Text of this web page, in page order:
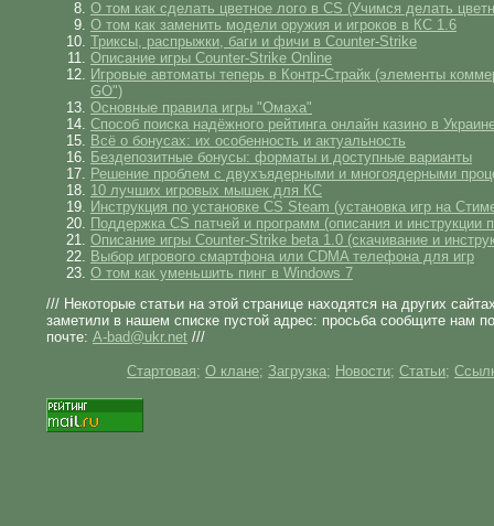
О том как сделать цветное лого в CS (Учимся делать
О том как заменить модели оружия и игроков в КС 1.6
Триксы, распрыжки, баги и фичи в Counter-Strike
Описание игры Counter-Strike Online
Игровые автоматы теперь в Контр-Страйк (элементы
GO")
Основные правила игры "Омаха"
Способ поиска надёжного рейтинга онлайн казино в
Всё о бонусах: их особенность и актуальность
Бездепозитные бонусы: форматы и доступные варианты
Решение проблем с двухъядерными и многоядерными
10 лучших игровых мышек для КС
Инструкция по установке CS Steam (установка игр на
Поддержка CS патчей и программ (описания и инструкции
Описание игры Counter-Strike beta 1.0 (скачивание и
Выбор игрового смартфона или CDMA телефона для игр
О том как уменьшить пинг в Windows 7
/// Некоторые статьи на этой странице находятся на других
заметили в нашем списке пустой адрес: просьба сообщите нам
почте: A-bad@ukr.net ///
Стартовая; О клане; Загрузка; Новости; Статьи;